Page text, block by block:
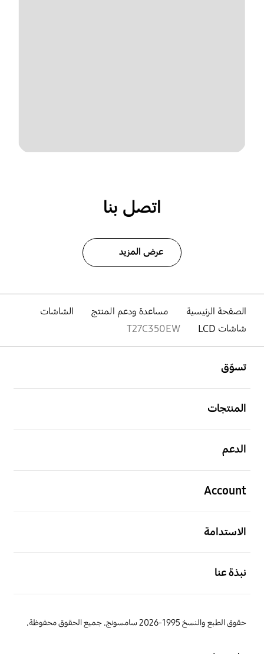
اتصل بنا
عرض المزيد
الصفحة الرئيسية مساعدة ودعم المنتج
الشاشات
شاشات LCD
T27C350EW
تسوّق
المنتجات
الدعم
Account
الاستدامة
نبذة عنا
حقوق الطبع والنسخ 1995-2026 سامسونج. جميع الحقوق محفوظة.